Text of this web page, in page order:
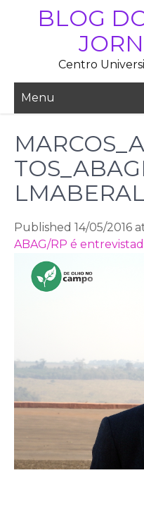
BLOG
Centro
Menu
Published 14/05/2016
ABAG/RP é